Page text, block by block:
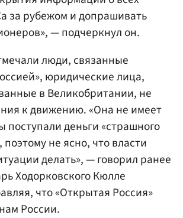
за рубежом и допрашивать
— подчеркнул он.
люди, связанные
юридические лица,
в Великобритании, не
к движению. «Она не имеет
поступали деньги «страшного
поэтому не ясно, что власти
делать», — говорил ранее
Ходорковского Кюлле
что «Открытая Россия»
России.